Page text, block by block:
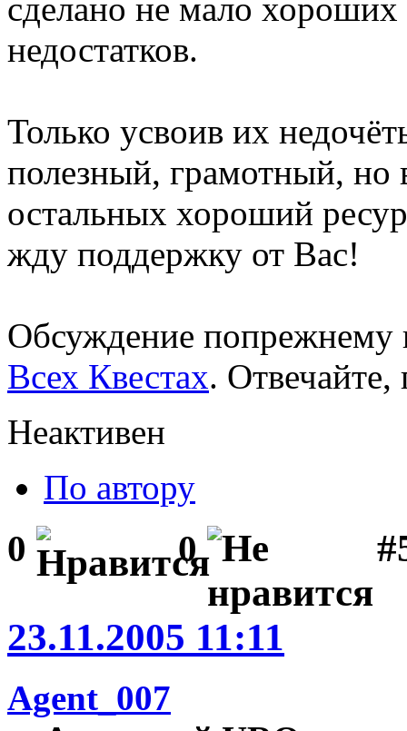
сделано не мало
недостатков.
Только усвоив их
полезный, грамотный, но
остальных хороший
жду поддержку от Вас!
Обсуждение попрежнему
Всех Квестах. Отвечайте,
Неактивен
По автору
0 0
23.11.2005 11:11
Agent_007